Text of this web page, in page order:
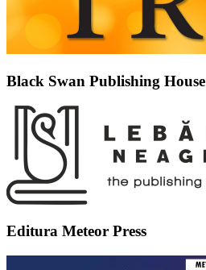
Black Swan Publishing House
Editura Meteor Press